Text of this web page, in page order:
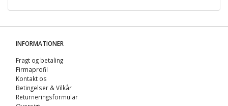
INFORMATIONER
Fragt og betaling
Firmaprofil
Kontakt os
Betingelser & Vilkår
Returneringsformular